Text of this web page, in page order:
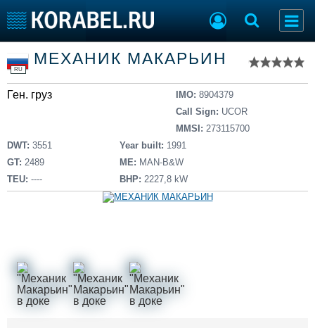
Тип судна
Добавить судно
Добавить проект
Последние 100
Пульс
Новости
Компании
Репутация
Реклама
Торговая площадка
Доска объявлений
Продажа флота
Оборудование
Изделия
Конференции
RU
МЕХАНИК МАКАРЬИН
Ген. груз IMO: 8904379
Call Sign: UCOR
MMSI: 273115700
DWT: 3551
GT: 2489
TEU: ----
Year built: 1991
ME: MAN-B&W
BHP: 2227,8 kW